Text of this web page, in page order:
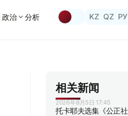
政治 分析 KZ QZ РУ
相关新闻
2026年8月5日 17:45
托卡耶夫选集《公正